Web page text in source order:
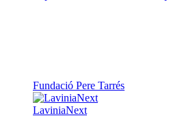
Fundació Pere Tarrés
LaviniaNext